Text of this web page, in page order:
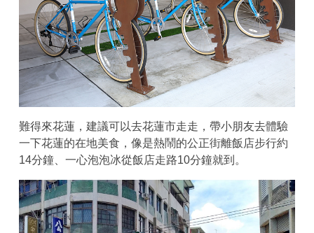
難得來花蓮，建議可以去花蓮市走走，帶小朋友去體驗
一下花蓮的在地美食，像是熱鬧的公正街離飯店步行約
14分鐘、一心泡泡冰從飯店走路10分鐘就到。